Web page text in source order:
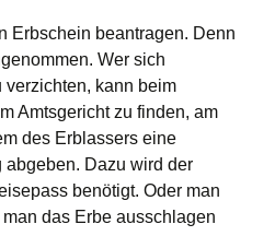
Erbschein beantragen. Denn
Wer sich
verzichten, kann beim
Amtsgericht zu finden, am
des Erblassers eine
Dazu wird der
benötigt. Oder man
das Erbe ausschlagen